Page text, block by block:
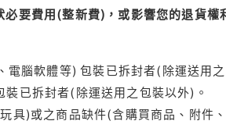
要費用(整新費)，或影響您的退貨權
腦軟體等) 包裝已拆封者(除運送用
已拆封者(除運送用之包裝以外)。
具)或之商品缺件(含購買商品、附件